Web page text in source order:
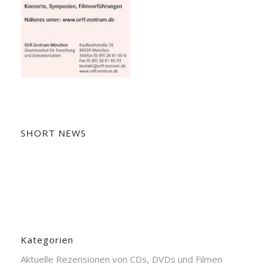
SHORT NEWS
Kategorien
Aktuelle Rezensionen von CDs, DVDs und Filmen